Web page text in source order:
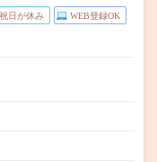
日が休み WEB登録OK